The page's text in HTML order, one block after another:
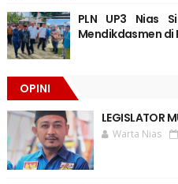
PLN UP3 Nias
Mendikdasmen di
OPINI
LEGISLATOR
Warta Nias